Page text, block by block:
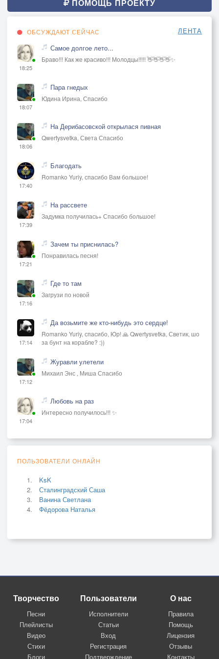
ПОМОЩЬ ПРОЕКТУ
ОБСУЖДАЮТ СЕЙЧАС ЛЕНТА
18:25
Самое долгое лето...
Браво!!! Как же красиво!!! Молодцы!!!!! 👋👋👋👋✨
18:07
Пара гнедых
Юдина Ирина, Спасибо
18:06
На Дерибасовской открылася пивная
Qwertysvetka, Света Спасибо
17:40
Благодать
Romanko Yuriy, спасибо Вам большое!
17:39
На рассвете
Задумка получилась+ Спасибо большое!
17:21
Зачем ты приснилась?
Понравилась песня!
17:16
Где то там
Загрузи по новой
17:14
Да возьмите же кто-нибудь это сердце!
Romanko Yuriy, спасибо, Юр! 🙏 Qwertysvetka, Светик, шо
за бунт на корабле? :))
17:12
Журавли улетели
Михаил Энс , Миша Спасибо
17:04
Любовь на раз
Интересно получилось!!! ✨
ПОЛЬЗОВАТЕЛИ ОНЛАЙН
KsK
Сталинградский Саша
Ванина Светлана
Фёдорова Наталья
Творчество
Песни
Плейлисты
Видео
Стихи
Блоги
Пользователи
Исполнители
Статьи
Вход
Регистрация
Подтверждение
О нас
Правила
Помощь
Лицензия
Отзывы
Контакты